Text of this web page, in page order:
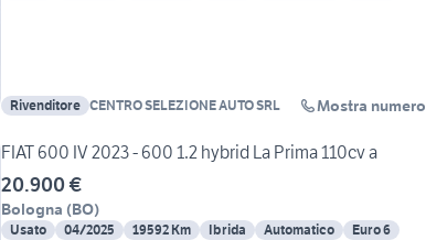
Rivenditore CENTRO SELEZIONE AUTO SRL Mostra numero
FIAT 600 IV 2023 - 600 1.2 hybrid La Prima 110cv a
20.900 €
Bologna (BO)
Usato 04/2025 19592 Km Ibrida Automatico Euro 6